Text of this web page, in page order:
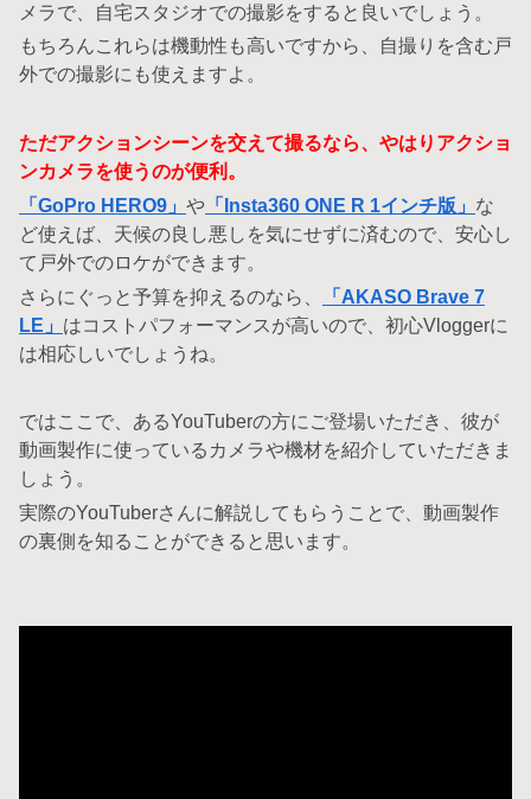
メラで、自宅スタジオでの撮影をすると良いでしょう。
もちろんこれらは機動性も高いですから、自撮りを含む戸
外での撮影にも使えますよ。
ただアクションシーンを交えて撮るなら、やはりアクショ
ンカメラを使うのが便利。
「GoPro HERO9」 や 「Insta360 ONE R 1インチ版」 な
ど使えば、天候の良し悪しを気にせずに済むので、安心し
て戸外でのロケができます。
さらにぐっと予算を抑えるのなら、
「AKASO Brave 7
LE」 はコストパフォーマンスが高いので、初心Vloggerに
は相応しいでしょうね。
ではここで、あるYouTuberの方にご登場いただき、彼が
動画製作に使っているカメラや機材を紹介していただきま
しょう。
実際のYouTuberさんに解説してもらうことで、動画製作
の裏側を知ることができると思います。